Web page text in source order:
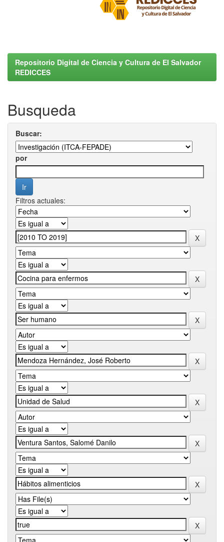
Repositorio Digital de Ciencia y Cultura de El Salvador
REDICCES
Busqueda
Buscar:
por
Filtros actuales: